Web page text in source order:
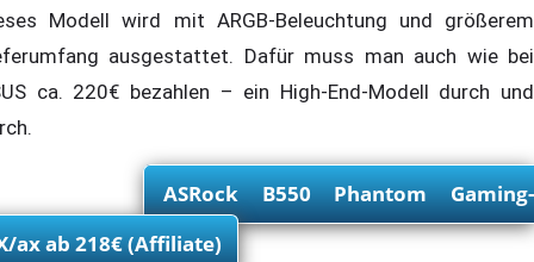
Modell wird mit ARGB-Beleuchtung und größerem
ausgestattet. Dafür muss man auch wie bei
ca. 220€ bezahlen – ein High-End-Modell durch und
ASRock B550 Phantom Gaming-
ax ab 218€ (Affiliate)